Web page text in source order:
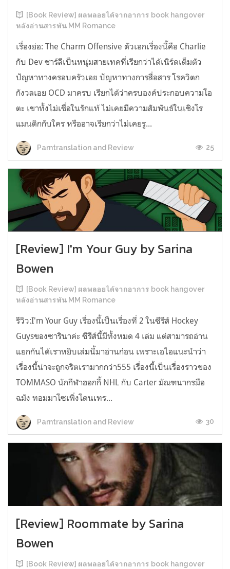
[Book Review] ผลพลอยได้จากอาการ book hangover
หลังอ่านสารพัน MM Romance
เรื่องย่อ: The Charm Offensive ตัวเอกเรื่องนี้คือ Charlie
กับ Dev ชาร์ลีเป็นหนุ่มสายเทคที่เรียกว่าได้เนิร์ดเต็มตัว
ปัญหาทางครอบครัวเอย ปัญหาทางการสื่อสาร โรควิตก
กังวลเอย OCD มาครบ เรียกได้ว่าครบองค์ประกอบความโอ
ตะ เขาทั้งไม่เชื่อในรักแท้ ไม่เคยมีความสัมพันธ์ในเชิงโร
แมนติกกับใคร หรืออาจเรียกว่าไม่เคยรู...
Parntranslation and Review 25
[Review] I'm Your Guy by Sarina
Bowen
[Book Review] ผลพลอยได้จากอาการ book hangover
หลังอ่านสารพัน MM Romance
รีวิว:I'm Your Guy เรื่องนี้เป็นเรื่องที่ 2 ในซีรีส์ Hockey
Guysของซารินาค่ะ ซีรีส์นี้มีทั้งหมด 4 เล่ม แต่สามารถอ่าน
แยกกันได้เราหยิบเล่มนี้มาอ่านก่อน เพราะเอไอแนะนำว่า
เรื่องนี้น่าจะถูกจริตเรามากกว่า555 เรื่องนี้เป็นเรื่องราวของ
TOMMASO นักกีฬาฮอกกี้ NHL กับ Carter มัณฑนากรมือ
ฉมัง ทอมมาโซเพิ่งโดนเทร...
Parntranslation and Review 30
[Review] Roommate by Sarina
Bowen
[Book Review] ผลพลอยได้จากอาการ book hangover